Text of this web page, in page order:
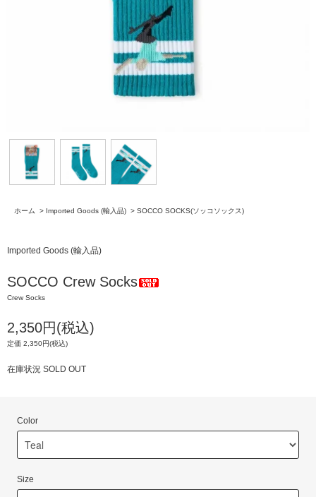
ホーム > Imported Goods (輸入品) > SOCCO SOCKS(ソッコソックス)
Imported Goods (輸入品)
SOCCO Crew Socks
Crew Socks
2,350円(税込)
定価 2,350円(税込)
在庫状況 SOLD OUT
Color
Size